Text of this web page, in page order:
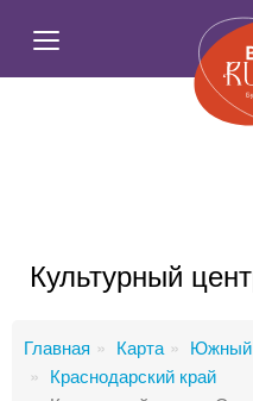
Культурный
Главная Карта
Южный
Краснодарский край